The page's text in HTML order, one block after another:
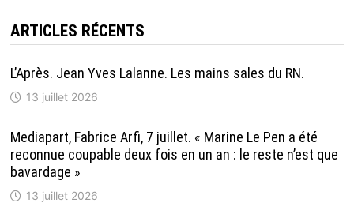
ARTICLES RÉCENTS
L’Après. Jean Yves Lalanne. Les mains sales du RN.
13 juillet 2026
Mediapart, Fabrice Arfi, 7 juillet. « Marine Le Pen a été
reconnue coupable deux fois en un an : le reste n’est que
bavardage »
13 juillet 2026